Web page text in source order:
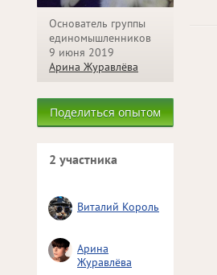
Основатель группы
единомышленников
9 июня 2019
Арина Журавлёва
Поделиться опытом
2 участника
Виталий Король
Арина
Журавлёва